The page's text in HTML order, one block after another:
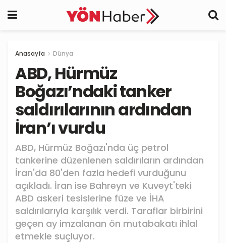
Anasayfa Dünya
ABD, Hürmüz
Boğazı’ndaki tanker
saldırılarının ardından
İran’ı vurdu
ABD, Hürmüz Boğazı'nda üç petrol
tankerine düzenlenen saldırıların ardından
İran'da 80'den fazla hedefi vurduğunu
açıkladı. İran ise Bahreyn ve Kuveyt'teki
ABD askeri tesislerine füze ve İHA
saldırılarıyla karşılık verdi. Taraflar birbirini
geçen ay imzalanan ön mutabakatı ihlal
etmekle suçluyor.